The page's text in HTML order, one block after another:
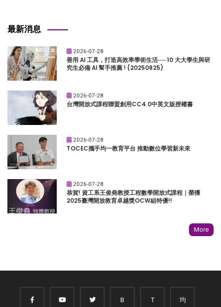
最新消息
2026-07-28
善用 AI 工具，打造高效率學術生活──10 大大學生與研
究生必備 AI 幫手推薦 ! (20250825)
2026-07-28
台灣開放式課程聯盟創用CC4.0中英文版授權書
2026-07-28
TOCEC攜手均一教育平台 推動數位學習新未來
2026-07-28
恭賀! 資工系王俊堯教授工程數學開放式課程｜榮獲
2025臺灣開放教育卓越獎OCW組特優!!
More
B T 均